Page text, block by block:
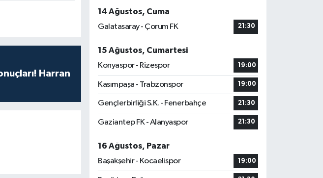
Harran
14 Ağustos, Cuma
Galatasaray - Çorum FK
21:30
15 Ağustos, Cumartesi
Konyaspor - Rizespor
19:00
Kasımpaşa - Trabzonspor 19:00
Gençlerbirliği S.K. - Fenerbahçe 21:30
Gaziantep FK - Alanyaspor 21:30
16 Ağustos, Pazar
Başakşehir - Kocaelispor
19:00